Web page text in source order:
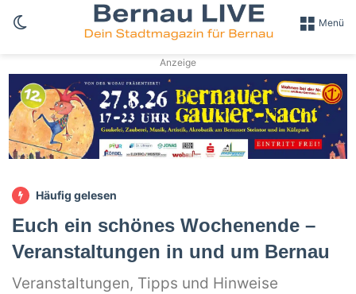
Skin umschalten Menü
Anzeige
Häufig gelesen
Euch ein schönes Wochenende –
Veranstaltungen in und um Bernau
Veranstaltungen, Tipps und Hinweise